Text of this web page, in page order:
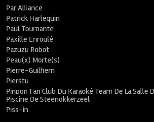
Par Alliance
Patrick Harlequin
Paul Tournante
Paxille Enroulé
Pazuzu Robot
Peau(x) Morte(s)
Pierre-Guilhem
Pierstu
Pinpon Fan Club Du Karaoké Team De La Salle
Piscine De Steenokkerzeel
Piss-in